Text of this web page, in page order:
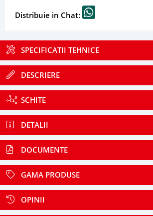
Distribuie in Chat:
SPECIFICATII TEHNICE
DESCRIERE
SCHITE
DETALII
DOCUMENTE
GAMA PRODUSE
OPINII